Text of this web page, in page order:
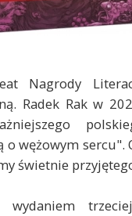
Nagrody
Radek Rak w
o wężowym sercu".
świetnie
wydaniem